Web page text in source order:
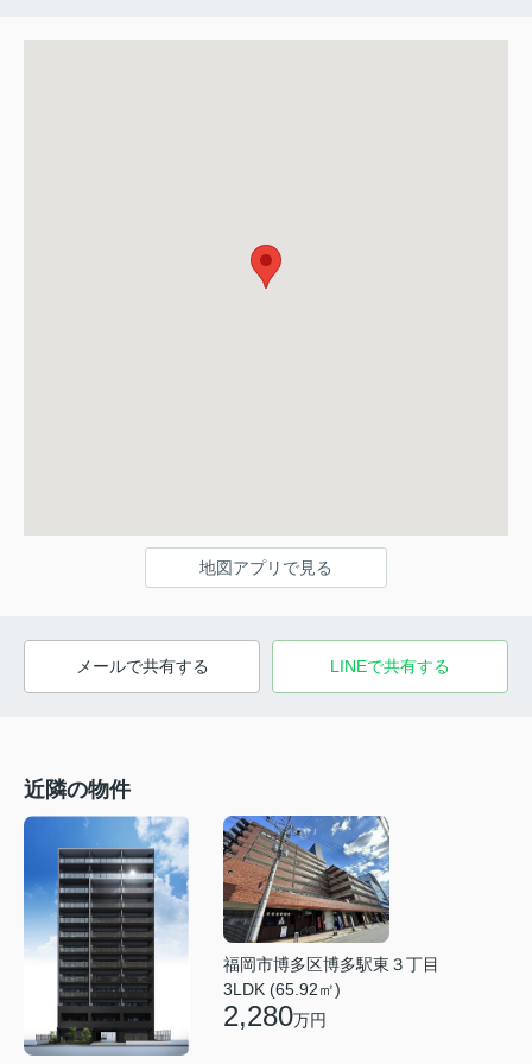
地図アプリで見る
メールで共有する LINEで共有する
近隣の物件
福岡市博多区博多駅東３丁目
3LDK (65.92㎡)
2,280万円